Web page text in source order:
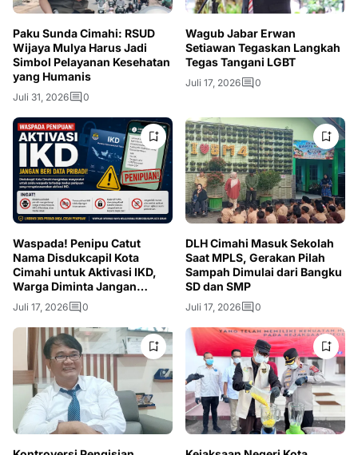
Paku Sunda Cimahi: RSUD
Wijaya Mulya Harus Jadi
Simbol Pelayanan Kesehatan
yang Humanis
Juli 31, 2026 0
Wagub Jabar Erwan
Setiawan Tegaskan Langkah
Tegas Tangani LGBT
Juli 17, 2026 0
Waspada! Penipu Catut
Nama Disdukcapil Kota
Cimahi untuk Aktivasi IKD,
Warga Diminta Jangan
Berikan OTP
Juli 17, 2026 0
DLH Cimahi Masuk Sekolah
Saat MPLS, Gerakan Pilah
Sampah Dimulai dari Bangku
SD dan SMP
Juli 17, 2026 0